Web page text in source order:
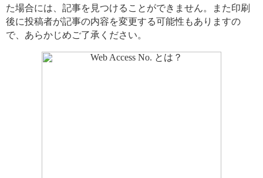
た場合には、記事を見つけることができません。また印刷
後に投稿者が記事の内容を変更する可能性もありますの
で、あらかじめご了承ください。